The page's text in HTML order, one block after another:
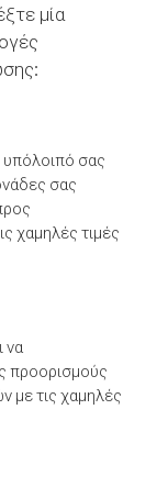
μία
υπόλοιπό σας
σας
χαμηλές τιμές
να
προορισμούς
με τις χαμηλές